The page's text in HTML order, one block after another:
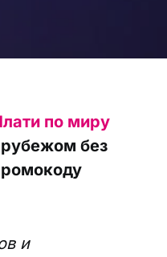
по миру
рубежом без
и